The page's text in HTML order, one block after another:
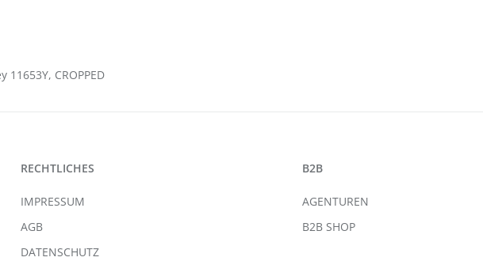
CROPPED
RECHTLICHES
IMPRESSUM
AGB
DATENSCHUTZ
B2B
AGENTUREN
B2B SHOP